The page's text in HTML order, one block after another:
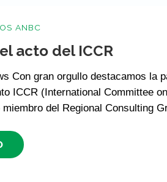
ANBC
acto del ICCR
Con gran orgullo destacamos la
ICCR (International Committee
del Regional Consulting